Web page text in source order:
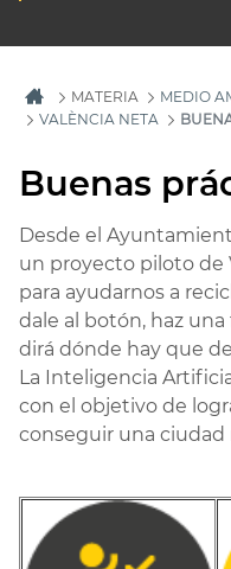
MATERIA
MEDIO
VALÈNCIA NETA
Buenas
Desde el
un proyecto piloto de
para ayudarnos a
dale al botón, haz una
dirá dónde hay que
La Inteligencia
con el objetivo de
conseguir una ciudad